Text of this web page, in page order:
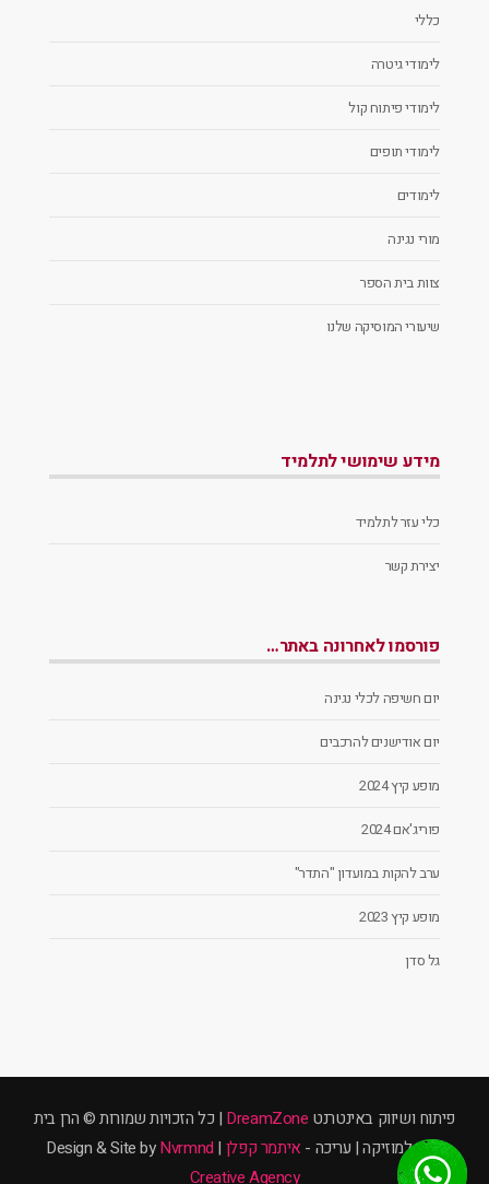
כללי
לימודי גיטרה
לימודי פיתוח קול
לימודי תופים
לימודים
מורי נגינה
צוות בית הספר
שיעורי המוסיקה שלנו
מידע שימושי לתלמיד
כלי עזר לתלמיד
יצירת קשר
פורסמו לאחרונה באתר…
יום חשיפה לכלי נגינה
יום אודישנים להרכבים
מופע קיץ 2024
פוריג'אם 2024
ערב להקות במועדון "התדר"
מופע קיץ 2023
גל סדן
פיתוח ושיווק באינטרנט DreamZone | כל הזכויות שמורות © הרן בית
ספר למוזיקה | עריכה - איתמר קפלן | Design & Site by
Nvrmnd
Creative Agency